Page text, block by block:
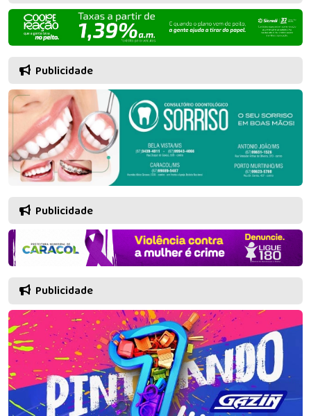
Publicidade
Publicidade
Publicidade